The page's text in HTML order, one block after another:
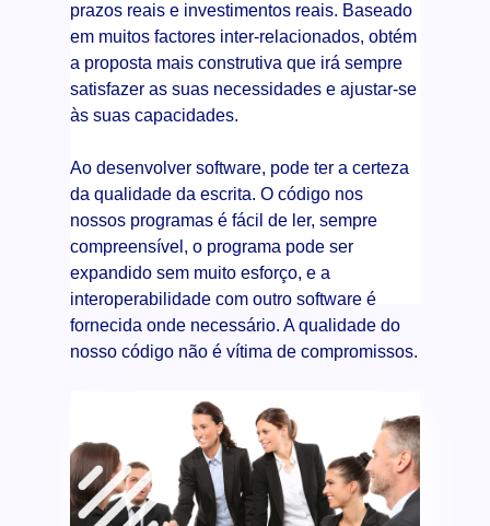
prazos reais e investimentos reais. Baseado
em muitos factores inter-relacionados, obtém
a proposta mais construtiva que irá sempre
satisfazer as suas necessidades e ajustar-se
às suas capacidades.
Ao desenvolver software, pode ter a certeza
da qualidade da escrita. O código nos
nossos programas é fácil de ler, sempre
compreensível, o programa pode ser
expandido sem muito esforço, e a
interoperabilidade com outro software é
fornecida onde necessário. A qualidade do
nosso código não é vítima de compromissos.